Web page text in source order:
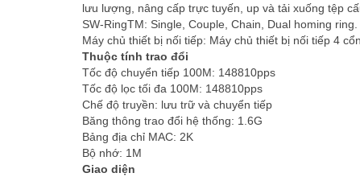
lưu lượng, nâng cấp trực tuyến, up và tải xuống tệp
SW-RingTM: Single, Couple, Chain, Dual homing ring.
Máy chủ thiết bị nối tiếp: Máy chủ thiết bị nối tiếp 4
Thuộc tính trao đổi
Tốc độ chuyển tiếp 100M: 148810pps
Tốc độ lọc tối đa 100M: 148810pps
Chế độ truyền: lưu trữ và chuyển tiếp
Băng thông trao đổi hệ thống: 1.6G
Bảng địa chỉ MAC: 2K
Bộ nhớ: 1M
Giao diện